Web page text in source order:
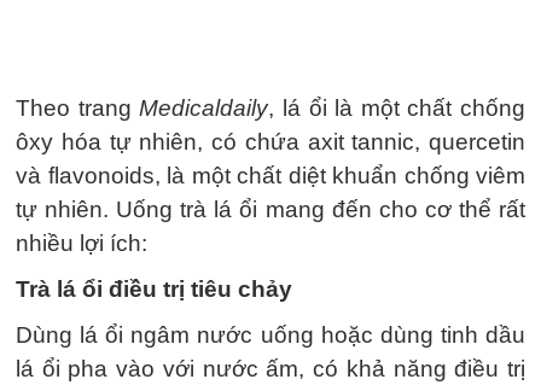
Theo trangMedicaldaily, lá ổi là một chất chống
ôxy hóa tự nhiên, có chứa axit tannic, quercetin
và flavonoids, là một chất diệt khuẩn chống viêm
tự nhiên. Uống trà lá ổi mang đến cho cơ thể rất
nhiều lợi ích:
Trà lá ổi điều trị tiêu chảy
Dùng lá ổi ngâm nước uống hoặc dùng tinh dầu
lá ổi pha vào với nước ấm, có khả năng điều trị